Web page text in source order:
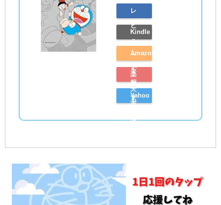
レ
ビ
ュ
ー
を
見
る
Kindle
Amazon
で
探
す
楽
天
市
探
Yahoo
グ